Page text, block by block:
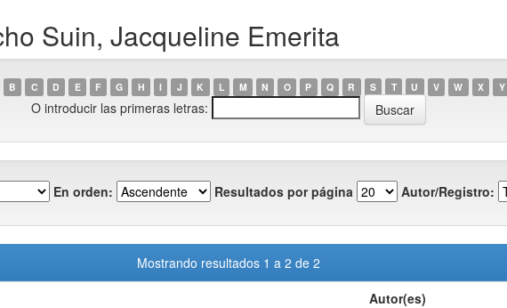
Suin, Jacqueline Emerita
B C D E F G H I J K L M N O P Q R S T U V W X Y
O introducir las primeras letras:
En orden: Resultados por página Autor/Registro:
Mostrando resultados 1 a 2 de 2
Autor(es)